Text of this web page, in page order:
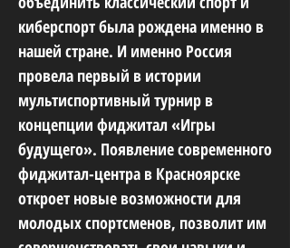
киберспорт была рождена именно в
нашей стране. И именно Россия
провела первый в истории
мультиспортивный турнир в
концепции фиджитал «Игры
будущего». Появление современного
фиджитал-центра в Красноярске
откроет новые возможности для
молодых спортсменов, позволит им